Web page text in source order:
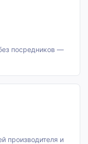
посредников —
производителя и